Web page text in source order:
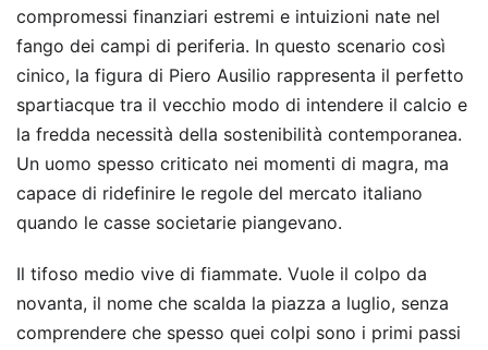
compromessi finanziari estremi e intuizioni nate nel
fango dei campi di periferia. In questo scenario così
cinico, la figura di Piero Ausilio rappresenta il perfetto
spartiacque tra il vecchio modo di intendere il calcio e
la fredda necessità della sostenibilità contemporanea.
Un uomo spesso criticato nei momenti di magra, ma
capace di ridefinire le regole del mercato italiano
quando le casse societarie piangevano.
Il tifoso medio vive di fiammate. Vuole il colpo da
novanta, il nome che scalda la piazza a luglio, senza
comprendere che spesso quei colpi sono i primi passi